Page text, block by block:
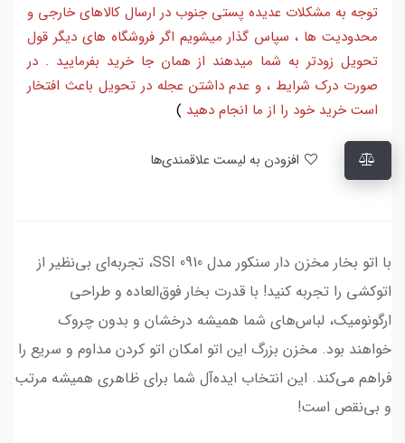
توجه به مشکلات عدیده پستی جنوب در ارسال کالاهای خارجی و
محدودیت ها ، سپاس گذار میشویم اگر فروشگاه های دیگر قول
تحویل زودتر به شما میدهند از همان جا خرید بفرمایید . در
صورت درک شرایط ، و عدم داشتن عجله در تحویل باعث افتخار
است خرید خود را از ما انجام دهید )
با اتو بخار مخزن دار سنکور مدل SSI 0910، تجربه‌ای بی‌نظیر از
اتوکشی را تجربه کنید! با قدرت بخار فوق‌العاده و طراحی
ارگونومیک، لباس‌های شما همیشه درخشان و بدون چروک
خواهند بود. مخزن بزرگ این اتو امکان اتو کردن مداوم و سریع را
فراهم می‌کند. این انتخاب ایده‌آل شما برای ظاهری همیشه مرتب
و بی‌نقص است!